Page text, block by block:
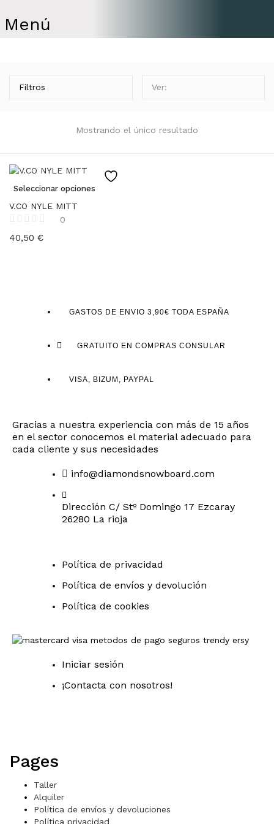
Menú
Mostrando el único resultado
Filtros Ver:
Seleccionar opciones
V.CO NYLE MITT
0
40,50 €
GASTOS DE ENVIO 3,90€ TODA ESPAÑA
GRATUITO EN COMPRAS CONSULAR
VISA, BIZUM, PAYPAL
Gracias a nuestra experiencia con más de 15 años
en el sector conocemos el material adecuado para
cada cliente y sus necesidades
info@diamondsnowboard.com
Dirección C/ Stº Domingo 17 Ezcaray
26280 La rioja
Política de privacidad
Política de envíos y devolución
Política de cookies
Iniciar sesión
¡Contacta con nosotros!
Pages
Taller
Alquiler
Política de envíos y devoluciones
Política privacidad